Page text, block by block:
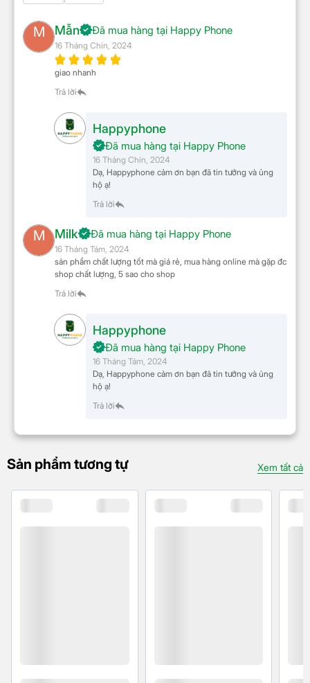
thoại, máy tính bảng, tai nghe Bluetooth, và nhiều
thiết bị khác.
Đa dụng và tiện ích
Củ sạc nhanh Samsung 45W Type C được trang bị
cổng đầu vào Type C nên sẽ tương thích nhiều dòng
điện thoại của Samsung như: Galaxy S20 Ultra,
Note10 +, Tab S7 +,… Nhưng tốc độ sạc có thể khác
M Mẫn Đã mua hàng tại Happy Phone
16 Tháng Chín, 2024
giao nhanh
Trả lời
Happyphone
Đã mua hàng tại Happy Phone
16 Tháng Chín, 2024
Dạ, Happyphone cảm ơn bạn đã tin tưởng và ủng
hộ ạ!
Trả lời
M Milk Đã mua hàng tại Happy Phone
16 Tháng Tám, 2024
sản phẩm chất lượng tốt mà giá rẻ, mua hàng online mà gặp đc
shop chất lượng, 5 sao cho shop
Trả lời
Happyphone
Đã mua hàng tại Happy Phone
16 Tháng Tám, 2024
Dạ, Happyphone cảm ơn bạn đã tin tưởng và ủng
hộ ạ!
Trả lời
Sản phẩm tương tự Xem tất cả